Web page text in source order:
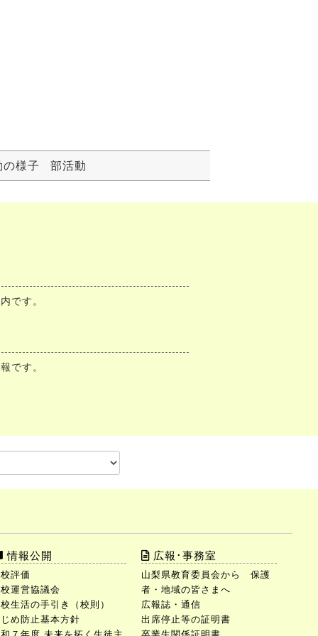
の様子 部活動
です。
です。
情報公開
評価
運営協議会
生活の手引き（校則）
め防止基本方針
広報･事務室
山梨県教育委員会から 保護
者・地域の皆さまへ
広報誌・通信
出席停止等の証明書